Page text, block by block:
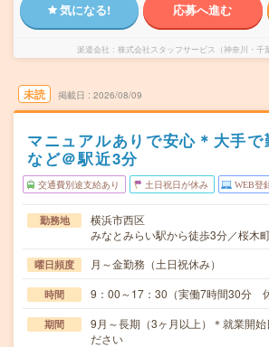
気になる! 応募へ進む
派遣会社 株式会社スタッフサービス（神奈川・千
未読 掲載日 2026/08/09
マニュアルありで安心＊大手で
など＠駅近3分
交通費別途支給あり 土日祝日が休み WEB登
勤務地
横浜市西区
みなとみらい駅から徒歩3分／桜木
曜日頻度 月～金勤務（土日祝休み）
時間 9：00～17：30（実働7時間30分
期間
9月～長期（3ヶ月以上）＊就業開始
ださい